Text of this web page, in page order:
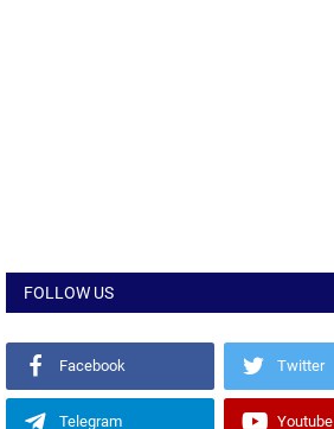
FOLLOW US
Facebook Twitter
Telegram Youtube